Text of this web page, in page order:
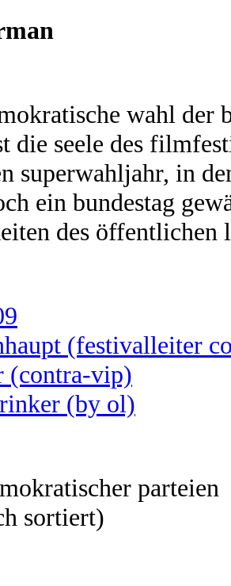
wahl der
die seele des
superwahljahr, in
ein bundestag
des öffentlichen
(festivalleiter
(contra-vip)
(by ol)
parteien
sortiert)